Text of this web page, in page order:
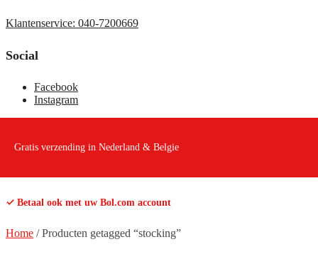
Klantenservice: 040-7200669
Social
Facebook
Instagram
Gratis verzending in Nederland & Belgie
✓ Betaal ook met uw Bol.com account
Home /Producten getagged “stocking”